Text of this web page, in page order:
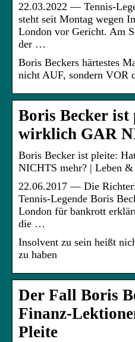
22.03.2022 — Tennis-
steht seit Montag wegen
London vor Gericht. Am
der …
Boris Beckers härtestes
nicht AUF, sondern VOR
Boris Becker
wirklich GAR
Boris Becker ist pleite:
NICHTS mehr? | Leben
22.06.2017 — Die
Tennis-Legende Boris
London für bankrott
die …
Insolvent zu sein heißt
zu haben
Der Fall Boris
Finanz-
Pleite